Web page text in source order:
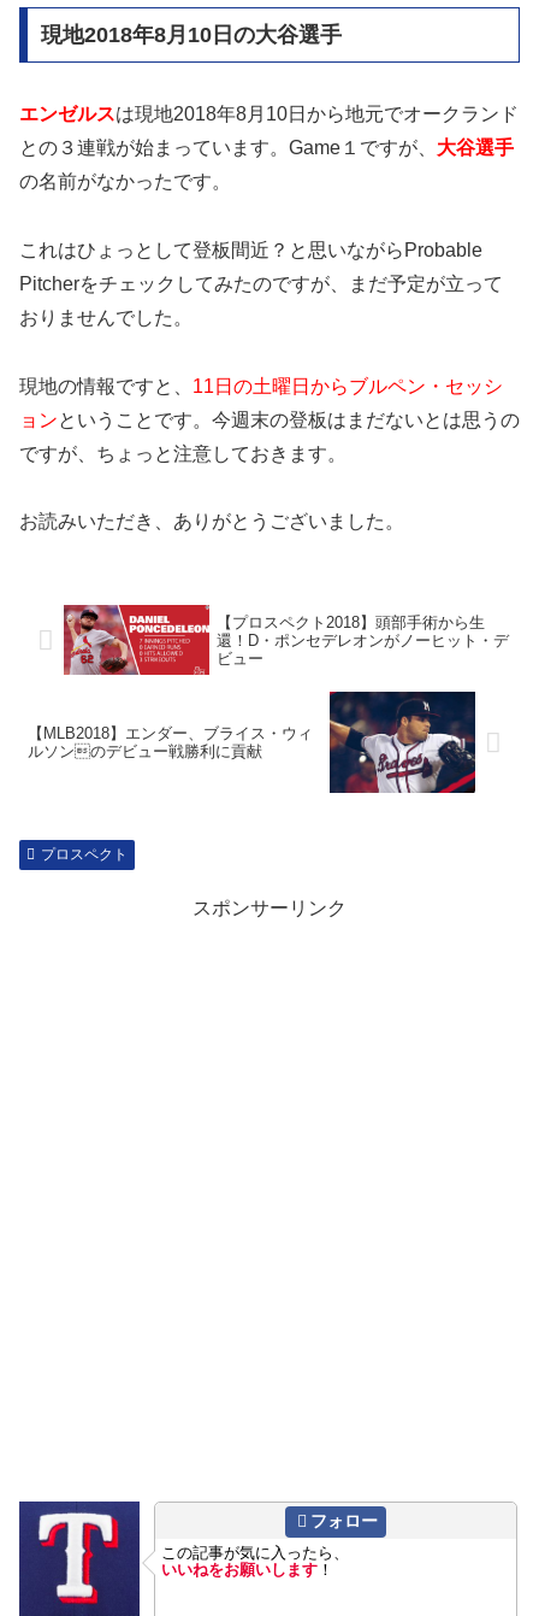
現地2018年8月10日の大谷選手
エンゼルスは現地2018年8月10日から地元でオークランド
との３連戦が始まっています。Game１ですが、 大谷選手
の名前がなかったです。
これはひょっとして登板間近？と思いながらProbable
Pitcherをチェックしてみたのですが、まだ予定が立って
おりませんでした。
現地の情報ですと、 11日の土曜日からブルペン・セッシ
ョンということです。今週末の登板はまだないとは思うの
ですが、ちょっと注意しておきます。
お読みいただき、ありがとうございました。
【プロスペクト2018】頭部手術から生
還！D・ポンセデレオンがノーヒット・デ
ビュー
【MLB2018】エンダー、ブライス・ウィ
ルソンのデビュー戦勝利に貢献
プロスペクト
スポンサーリンク
フォロー
この記事が気に入ったら、
いいねをお願いします ！